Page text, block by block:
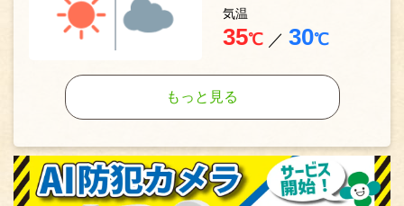
気温
35℃ ／ 30℃
もっと見る